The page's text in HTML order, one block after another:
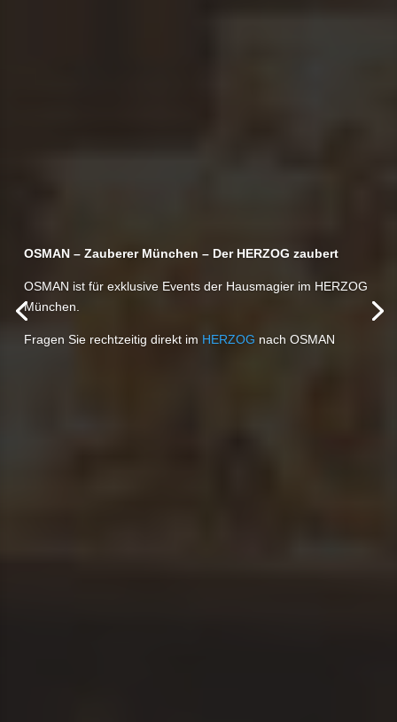
OSMAN – Zauberer München – Der HERZOG zaubert
OSMAN ist für exklusive Events der Hausmagier im HERZOG
München.
Fragen Sie rechtzeitig direkt im HERZOG nach OSMAN